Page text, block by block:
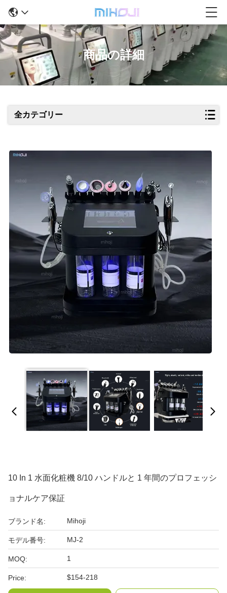
商品の詳細
全カテゴリー
10 In 1 水面化粧機 8/10 ハンドルと 1 年間のプロフェッシ
ョナルケア保証
ブランド名: Mihoji
モデル番号: MJ-2
MOQ: 1
Price: $154-218